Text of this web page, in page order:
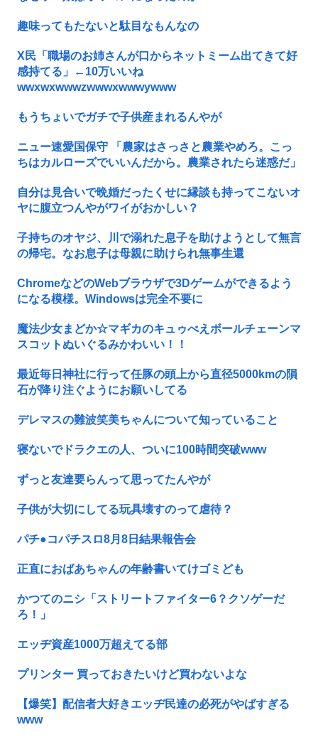
趣味ってもたないと駄目なもんなの
X民「職場のお姉さんが口からネットミーム出てきて好
感持てる」←10万いいね
wwxwxwwwzwwwxwwwywww
もうちょいでガチで子供産まれるんやが
ニュー速愛国保守 「農家はさっさと農業やめろ。こっ
ちはカルローズでいいんだから。農業されたら迷惑だ」
自分は見合いで晩婚だったくせに縁談も持ってこないオ
ヤに腹立つんやがワイがおかしい？
子持ちのオヤジ、川で溺れた息子を助けようとして無言
の帰宅。なお息子は母親に助けられ無事生還
ChromeなどのWebブラウザで3Dゲームができるよう
になる模様。Windowsは完全不要に
魔法少女まどか☆マギカのキュゥべえボールチェーンマ
スコットぬいぐるみかわいい！！
最近毎日神社に行って任豚の頭上から直径5000kmの隕
石が降り注ぐようにお願いしてる
デレマスの難波笑美ちゃんについて知っていること
寝ないでドラクエの人、ついに100時間突破www
ずっと友達要らんって思ってたんやが
子供が大切にしてる玩具壊すのって虐待？
パチ●コパチスロ8月8日結果報告会
正直におばあちゃんの年齢書いてけゴミども
かつてのニシ「ストリートファイター6？クソゲーだ
ろ！」
エッヂ資産1000万超えてる部
プリンター 買っておきたいけど買わないよな
【爆笑】配信者大好きエッヂ民達の必死がやばすぎる
www